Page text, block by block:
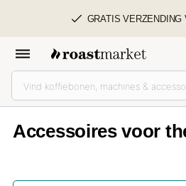
GRATIS VERZENDING
Accessoires voor